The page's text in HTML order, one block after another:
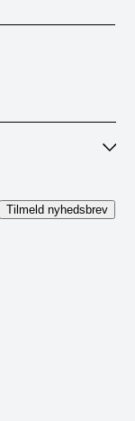
Tilmeld nyhedsbrev